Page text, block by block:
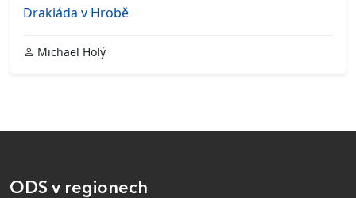
Drakiáda v Hrobě
Michael Holý
ODS v regionech